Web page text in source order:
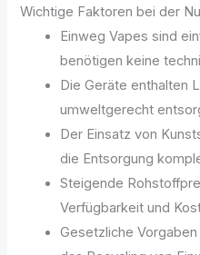
Wichtige Faktoren bei der
Einweg Vapes sind
benötigen keine
Die Geräte enthalten
umweltgerecht
Der Einsatz von
die Entsorgung
Steigende
Verfügbarkeit und
Gesetzliche